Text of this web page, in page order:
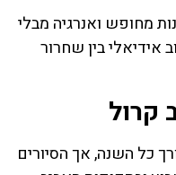
מחופש ואנרגיה מבלי
אידיאלי בין שחרור
קרול
כל השנה, אך הסיורים